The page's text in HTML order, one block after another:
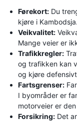
Førekort: Du
kjøre i Kambodsja.
Veikvalitet:
Mange veier er
Trafikkregler:
og trafikken kan
og kjøre
Fartsgrenser:
I byområder er
motorveier er
Forsikring: Det